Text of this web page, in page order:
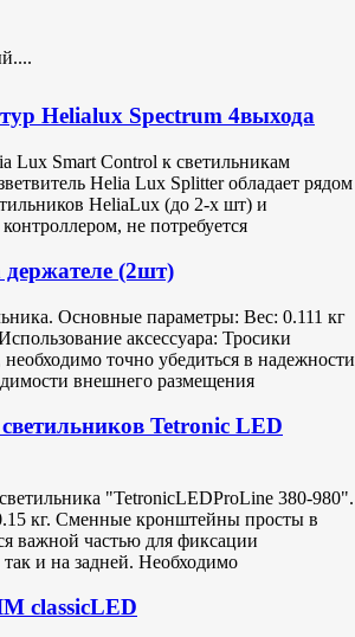
Helialux Spectrum 4выхода
Lux Smart Control к светильникам
Helia Lux Splitter обладает рядом
HeliaLux (до 2-х шт) и
не потребуется
держателе (2шт)
Основные параметры: Вес: 0.111 кг
аксессуара: Тросики
точно убедиться в надежности
внешнего размещения
Tetronic LED
"TetronicLEDProLine 380-980".
кг. Сменные кронштейны просты в
важной частью для фиксации
и на задней. Необходимо
classicLED